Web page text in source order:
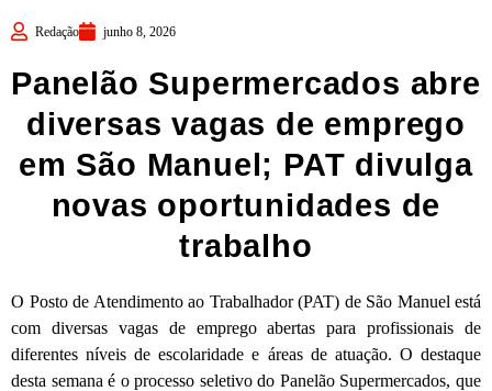
Redação junho 8, 2026
Panelão Supermercados abre
diversas vagas de emprego
em São Manuel; PAT divulga
novas oportunidades de
trabalho
O Posto de Atendimento ao Trabalhador (PAT) de São Manuel está
com diversas vagas de emprego abertas para profissionais de
diferentes níveis de escolaridade e áreas de atuação. O destaque
desta semana é o processo seletivo do Panelão Supermercados, que